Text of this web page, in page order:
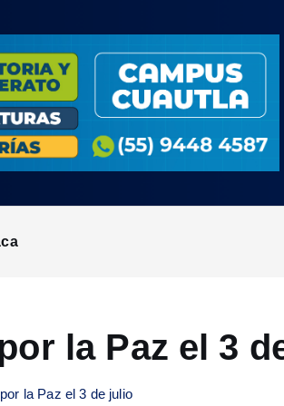
la Paz el 3
la Paz el 3 de julio